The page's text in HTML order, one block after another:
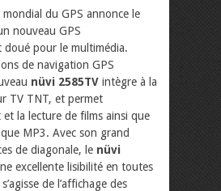
mondial du GPS annonce le
nouveau GPS
doué pour le multimédia.
de navigation GPS
nüvi 2585TV intègre à la
TV TNT, et permet
et la lecture de films ainsi que
MP3. Avec son grand
de diagonale, le nüvi
excellente lisibilité en toutes
de l’affichage des